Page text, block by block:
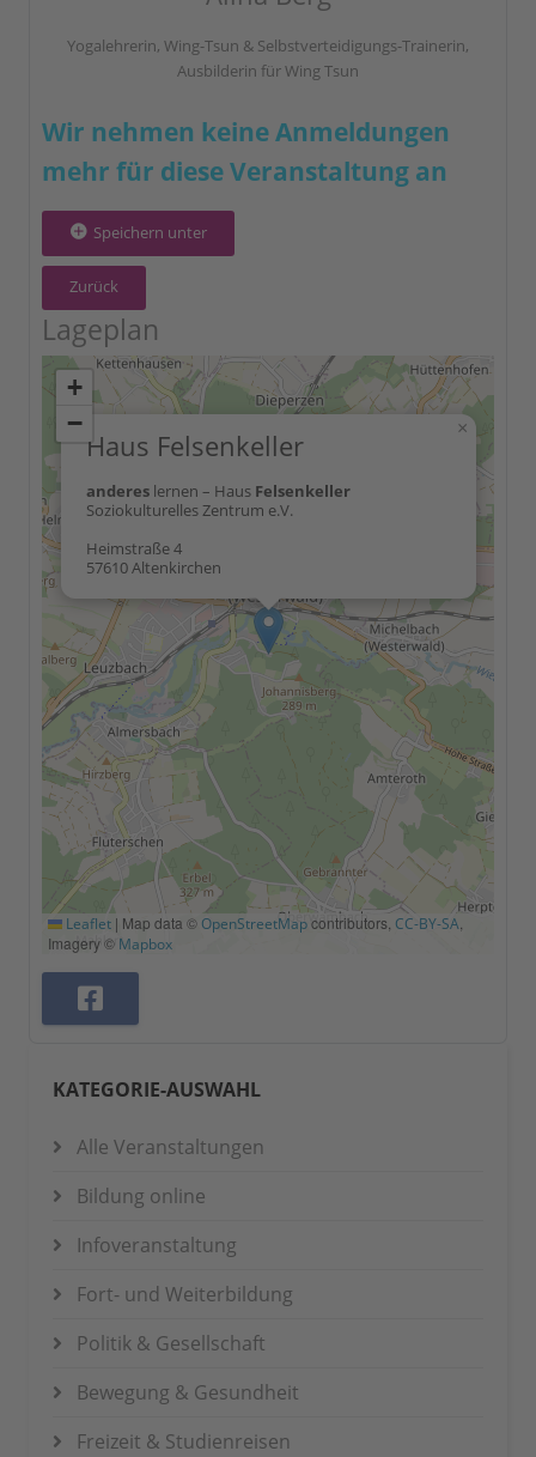
Yogalehrerin, Wing-Tsun & Selbstverteidigungs-Trainerin,
Ausbilderin für Wing Tsun
Wir nehmen keine Anmeldungen
mehr für diese Veranstaltung an
Speichern unter
Zurück
Lageplan
Haus Felsenkeller
anderes lernen – Haus Felsenkeller
Soziokulturelles Zentrum e.V.
Heimstraße 4
57610 Altenkirchen
×
+
−
Leaflet | Map data © OpenStreetMapcontributors, CC-BY-SA
Imagery © Mapbox
KATEGORIE-AUSWAHL
Alle Veranstaltungen
Bildung online
Infoveranstaltung
Fort- und Weiterbildung
Politik & Gesellschaft
Bewegung & Gesundheit
Freizeit & Studienreisen